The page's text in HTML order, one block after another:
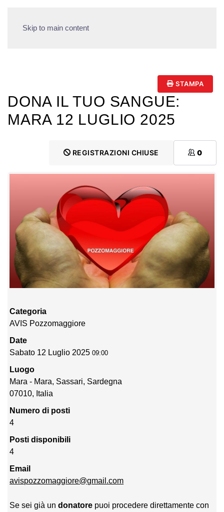
Skip to main content
STAMPA
DONA IL TUO SANGUE:
MARA 12 LUGLIO 2025
REGISTRAZIONI CHIUSE 0
Categoria
AVIS Pozzomaggiore
Date
Sabato 12 Luglio 2025 09:00
Luogo
Mara - Mara, Sassari, Sardegna
07010, Italia
Numero di posti
4
Posti disponibili
4
Email
avispozzomaggiore@gmail.com
Se sei già undonatore puoi procedere direttamente con